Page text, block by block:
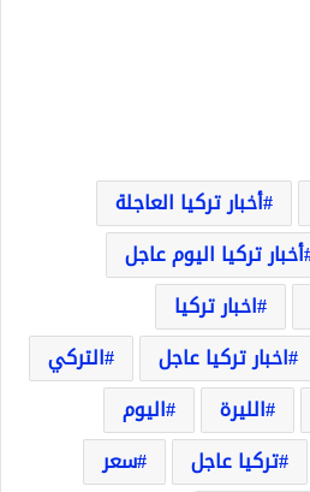
أخبار تركيا العاجلة
أخبار تركيا اليوم عاجل
اخبار تركيا
اخبار تركيا عاجل
التركي
الليرة
اليوم
تركيا عاجل
سعر